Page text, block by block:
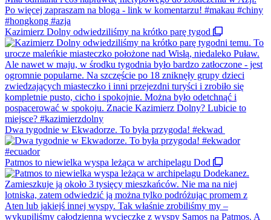
Kazimierz Dolny odwiedziliśmy na krótko parę tygod
Dwa tygodnie w Ekwadorze. To była przygoda! #ekwad
Patmos to niewielka wyspa leżąca w archipelagu Dod